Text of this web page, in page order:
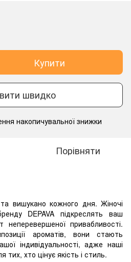
Купити
швидко
накопичувальної знижки
Порівняти
вишукано кожного дня. Жіночі
DEPAVA підкреслять ваш
привабливості.
ароматів, вони стають
індивідуальності, адже наші
хто цінує якість і стиль.